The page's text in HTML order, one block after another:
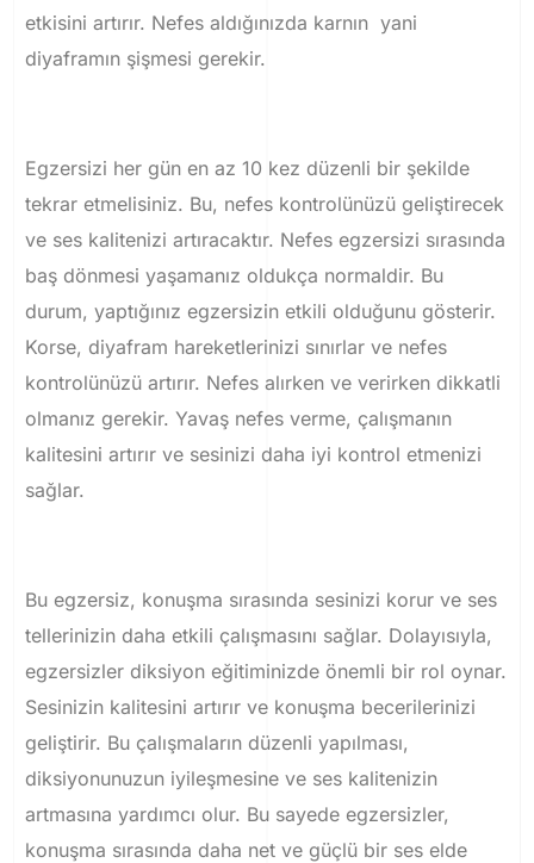
etkisini artırır. Nefes aldığınızda karnın yani
diyaframın şişmesi gerekir.
Egzersizi her gün en az 10 kez düzenli bir şekilde
tekrar etmelisiniz. Bu, nefes kontrolünüzü geliştirecek
ve ses kalitenizi artıracaktır. Nefes egzersizi sırasında
baş dönmesi yaşamanız oldukça normaldir. Bu
durum, yaptığınız egzersizin etkili olduğunu gösterir.
Korse, diyafram hareketlerinizi sınırlar ve nefes
kontrolünüzü artırır. Nefesalırken ve verirken dikkatli
olmanız gerekir.Yavaş nefes verme, çalışmanın
kalitesini artırır ve sesinizi daha iyi kontrol etmenizi
sağlar.
Bu egzersiz, konuşma sırasında sesinizi korur ve ses
tellerinizin daha etkili çalışmasını sağlar. Dolayısıyla,
egzersizler diksiyon eğitiminizde önemli bir rol oynar.
Sesinizin kalitesini artırır ve konuşma becerilerinizi
geliştirir. Bu çalışmaların düzenli yapılması,
diksiyonunuzun iyileşmesine ve ses kalitenizin
artmasına yardımcı olur. Bu sayede egzersizler,
konuşma sırasında daha net ve güçlü bir ses elde